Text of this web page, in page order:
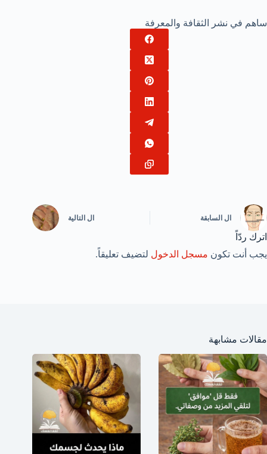
ساهم في نشر الثقافة والمعرفة
ال السابقة ال التالية
اترك ردّاً
يجب أنت تكون مسجل الدخول لتضيف تعليقاً.
مقالات مشابهة